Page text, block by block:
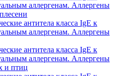
аллергенам. Аллергены
антитела класса IgE к
аллергенам. Аллергены
антитела класса IgE к
аллергенам. Аллергены
и птиц